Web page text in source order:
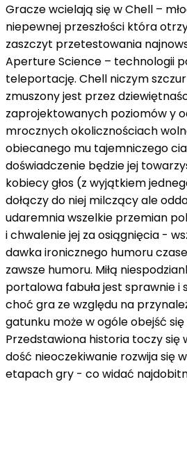
Gracze wcielają się w Chell –
niepewnej przeszłości która
zaszczyt przetestowania
Aperture Science – technologii
teleportację. Chell niczym
zmuszony jest przez
zaprojektowanych poziomów y
mrocznych okolicznościach
obiecanego mu tajemniczego
doświadczenie będzie jej
kobiecy głos (z wyjątkiem
dołączy do niej milczący ale
udaremnia wszelkie przemian
i chwalenie jej za osiągnięcia -
dawka ironicznego humoru
zawsze humoru. Miłą
portalowa fabuła jest sprawnie i
choć gra ze względu na
gatunku może w ogóle obejść się
Przedstawiona historia toczy się
dość nieoczekiwanie rozwija się
etapach gry - co widać